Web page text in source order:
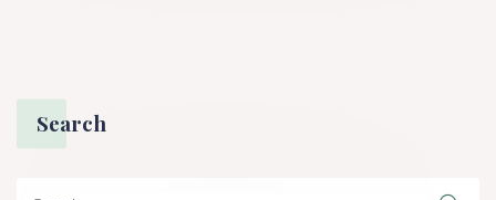
Search